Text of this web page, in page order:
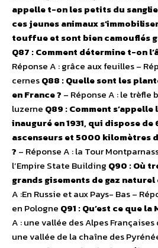
appelle t-on les petits du
ces jeunes animaux
touffue et sont bien camouflés
Q87 : Comment détermine t-on
Réponse A : grâce aux feuilles –
cernesQ88 : Quelle sont les
en France ? – Réponse A : le trèfle
luzerne Q89 : Comment
inauguré en 1931, qui dispose
ascenseurs et 5000 kilomètres
? – Réponse A : la Tour
l’Empire State Building Q90 : Où
grands gisements de gaz naturel
A :En Russie et aux Pays- Bas –
en Pologne Q91 : Qu’est ce que la
A : une vallée des Alpes Françaises
une vallée de la chaîne des